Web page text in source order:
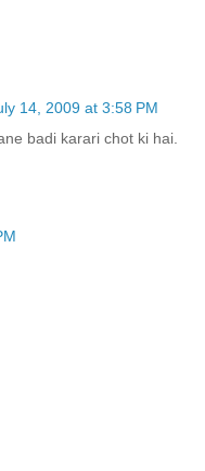
14, 2009 at 3:58 PM
badi karari chot ki hai.